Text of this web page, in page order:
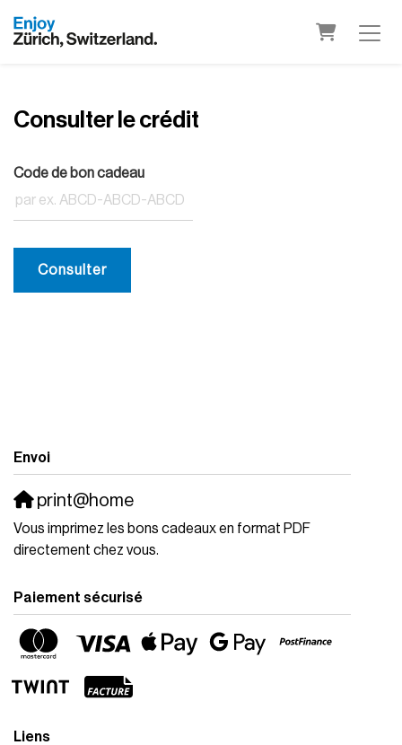
Panier
Consulter le crédit
Code de bon cadeau
Consulter
Envoi
print@home
Vous imprimez les bons cadeaux en format PDF
directement chez vous.
Paiement sécurisé
Liens